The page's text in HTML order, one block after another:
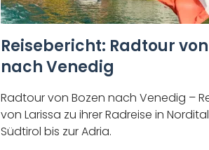
Reisebericht: Radtour
nach Venedig
Radtour von Bozen nach Venedig –
von Larissa zu ihrer Radreise in
Südtirol bis zur Adria.